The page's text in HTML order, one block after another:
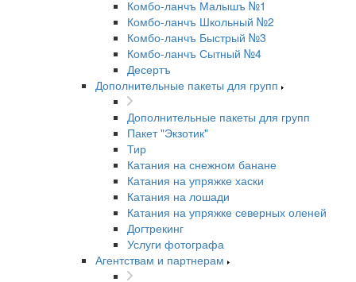
Комбо-ланчъ Малышъ №1
Комбо-ланчъ Школьный №2
Комбо-ланчъ Быстрый №3
Комбо-ланчъ Сытный №4
Десертъ
Дополнительные пакеты для групп
Дополнительные пакеты для групп
Пакет "Экзотик"
Тир
Катания на снежном банане
Катания на упряжке хаски
Катания на лошади
Катания на упряжке северных оленей
Догтрекинг
Услуги фотографа
Агентствам и партнерам